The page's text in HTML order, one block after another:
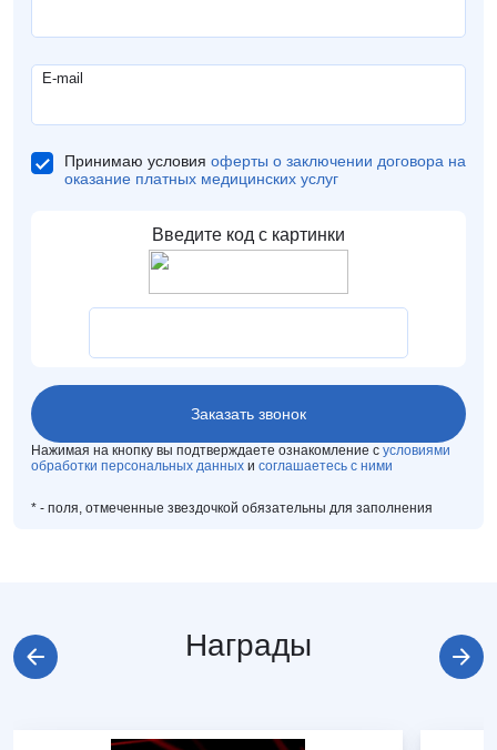
E-mail
Принимаю условия оферты о заключении договора на
оказание платных медицинских услуг
Нажимая на кнопку вы подтверждаете ознакомление с условиями
обработки персональных данных и соглашаетесь с ними
* - поля, отмеченные звездочкой обязательны для заполнения
Награды